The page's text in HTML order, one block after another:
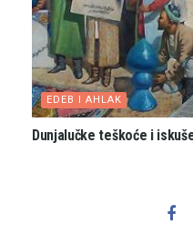
EDEB I AHLAK
Dunjalučke teškoće i